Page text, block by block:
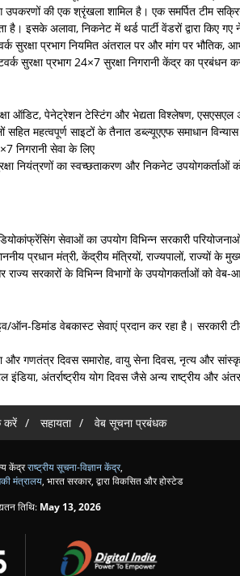
की एक श्रृंखला शामिल है। एक समर्पित टीम
अलावा, निकनेट में थर्ड पार्टी वेंडरों द्वारा किए गए
प्रभाग नियमित अंतराल पर और मांग पर भौतिक,
सुरक्षा प्रभाग 24×7 सुरक्षा निगरानी केंद्र का प्रबंधन
ऑडिट, पेनेट्रेशन टेस्टिंग और भेद्यता विश्लेषण, एसएसएल
सहित महत्वपूर्ण साइटों के तैनात डब्ल्यूएएफ समाधान
निगरानी सेवा के लिए
नियंत्रणों का स्वच्छताकरण और निकनेट उपयोगकर्ताओं
सेवाओं का उपयोग विभिन्न सरकारी
प्रधान मंत्री, केंद्रीय मंत्रियों, राज्यपालों, राज्यों
सरकारों के विभिन्न विभागों के उपयोगकर्ताओं को वेब-
डिमांड वेबकास्ट सेवाएं प्रदान कर रहा है। सरकारी
और गणतंत्र दिवस समारोह, वायु सेना दिवस, नृत्य और
अंतर्राष्ट्रीय योग दिवस जैसे अन्य राष्ट्रीय और
करें सहायता वेब सूचना प्रबंधक
केंद्रराष्ट्रीय सूचना-विज्ञान केंद्र,
मंत्रालय, भारत सरकार, द्वारा विकसित और होस्टेड
तिथि: May 13, 2026